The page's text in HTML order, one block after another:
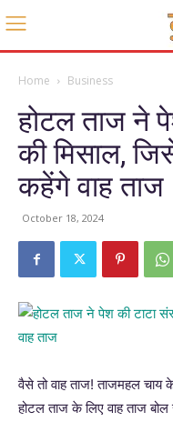
Home Business
होटल ताज ने
की मिसाल,
कहेंगे वाह ताज
October 18, 2024
वैसे तो वाह ताज! ताजमहल चाय
होटल ताज के लिए वाह ताज